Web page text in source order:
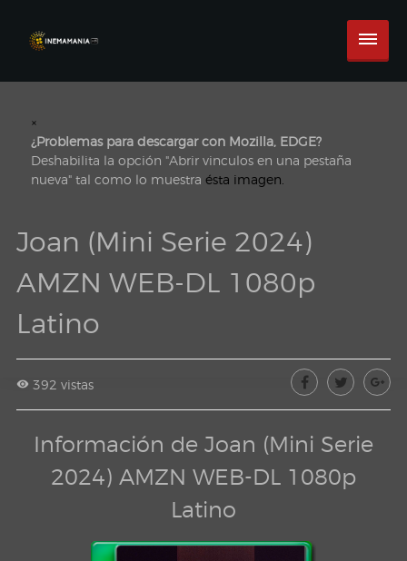
×
¿Problemas para descargar con Mozilla, EDGE?
Deshabilita la opción "Abrir vinculos en una pestaña
nueva" tal como lo muestra ésta imagen.
Joan (Mini Serie 2024)
AMZN WEB-DL 1080p
Latino
392 vistas
Información de Joan (Mini Serie
2024) AMZN WEB-DL 1080p
Latino